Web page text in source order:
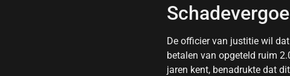
De officier van justitie wil
betalen van opgeteld ruim
jaren kent, benadrukte dat